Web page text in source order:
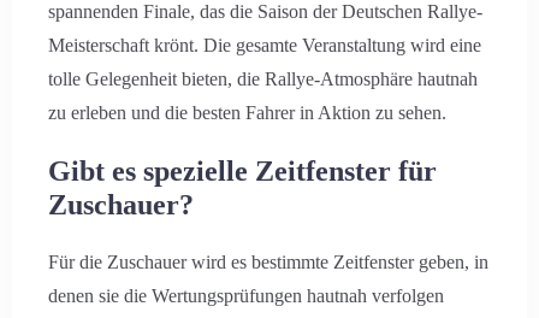
spannenden Finale, das die Saison der Deutschen Rallye-
Meisterschaft krönt. Die gesamte Veranstaltung wird eine
tolle Gelegenheit bieten, die Rallye-Atmosphäre hautnah
zu erleben und die besten Fahrer in Aktion zu sehen.
Gibt es spezielle Zeitfenster für
Zuschauer?
Für die Zuschauer wird es bestimmte Zeitfenster geben, in
denen sie die Wertungsprüfungen hautnah verfolgen